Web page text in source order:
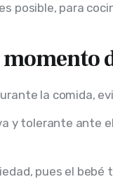
posible, para
la comida,
y tolerante ante
pues el